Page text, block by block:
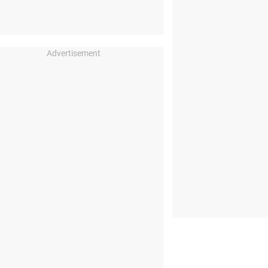
Advertisement